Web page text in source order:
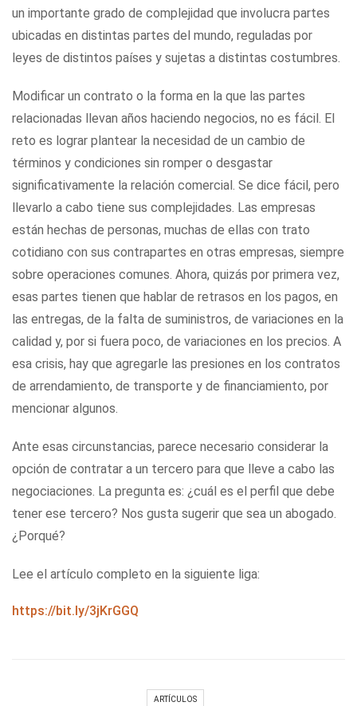
un importante grado de complejidad que involucra partes
ubicadas en distintas partes del mundo, reguladas por
leyes de distintos países y sujetas a distintas costumbres.
Modificar un contrato o la forma en la que las partes
relacionadas llevan años haciendo negocios, no es fácil. El
reto es lograr plantear la necesidad de un cambio de
términos y condiciones sin romper o desgastar
significativamente la relación comercial. Se dice fácil, pero
llevarlo a cabo tiene sus complejidades. Las empresas
están hechas de personas, muchas de ellas con trato
cotidiano con sus contrapartes en otras empresas, siempre
sobre operaciones comunes. Ahora, quizás por primera vez,
esas partes tienen que hablar de retrasos en los pagos, en
las entregas, de la falta de suministros, de variaciones en la
calidad y, por si fuera poco, de variaciones en los precios. A
esa crisis, hay que agregarle las presiones en los contratos
de arrendamiento, de transporte y de financiamiento, por
mencionar algunos.
Ante esas circunstancias, parece necesario considerar la
opción de contratar a un tercero para que lleve a cabo las
negociaciones. La pregunta es: ¿cuál es el perfil que debe
tener ese tercero? Nos gusta sugerir que sea un abogado.
¿Porqué?
Lee el artículo completo en la siguiente liga:
https://bit.ly/3jKrGGQ
ARTÍCULOS